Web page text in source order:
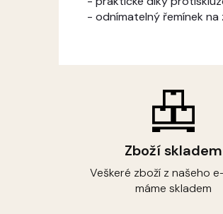
Zboží skladem
Veškeré zboží z našeho
máme skladem
- odnímatelný řemínek na